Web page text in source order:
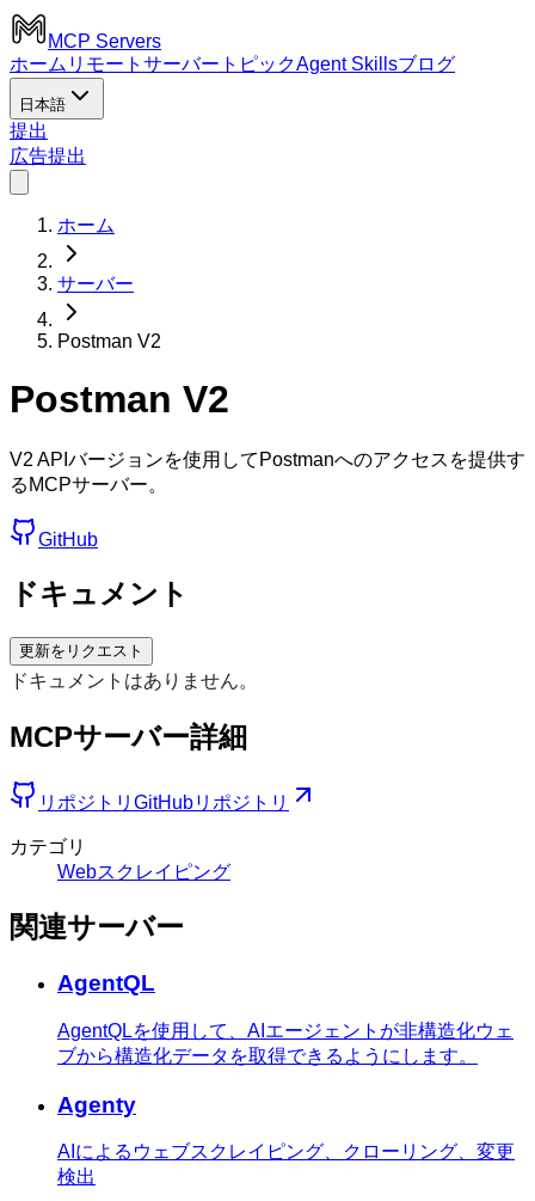
MCP Servers
ホーム リモートサーバー トピックAgent Skillsブログ
日本語
提出
広告提出
ホーム
サーバー
Postman V2
Postman V2
V2 APIバージョンを使用してPostmanへのアクセスを提供す
るMCPサーバー。
GitHub
ドキュメント
更新をリクエスト
ドキュメントはありません。
MCPサーバー詳細
リポジトリ GitHubリポジトリ
カテゴリ
Webスクレイピング
関連サーバー
AgentQL
AgentQLを使用して、AIエージェントが非構造化ウェ
ブから構造化データを取得できるようにします。
Agenty
AIによるウェブスクレイピング、クローリング、変更
検出